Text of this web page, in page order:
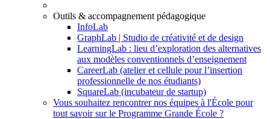
Outils & accompagnement pédagogique
InfoLab
GraphLab | Studio de créativité et de design
LearningLab : lieu d’exploration des alternatives
aux modèles conventionnels d’enseignement
CareerLab (atelier et cellule pour l’insertion
professionnelle de nos étudiants)
SquareLab (incubateur de startup)
Vous souhaitez rencontrer nos équipes à l'École pour
tout savoir sur le Programme Grande École ?